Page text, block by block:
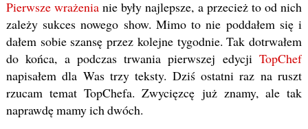
Pierwsze wrażenia nie były najlepsze, a przecież to od nich
zależy sukces nowego show. Mimo to nie poddałem się i
dałem sobie szansę przez kolejne tygodnie. Tak dotrwałem
do końca, a podczas trwania pierwszej edycjiTopChef
napisałem dla Was trzy teksty. Dziś ostatni raz na ruszt
rzucam temat TopChefa. Zwycięzcę już znamy, ale tak
naprawdę mamy ich dwóch.